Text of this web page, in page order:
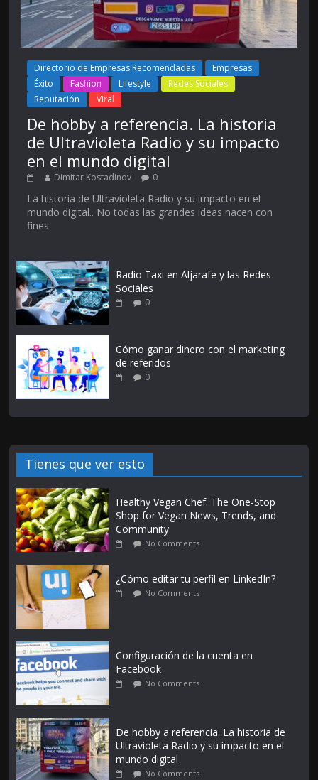
Directorio de Empresas Recomendadas
Empresas
Éxito
Fashion Lifestyle
Redes Sociales
Reputación
Viral
De hobby a referencia. La historia
de Ultravioleta Radio y su impacto
en el mundo digital
Dimitar Kostadinov 0
La historia de Ultravioleta Radio y su impacto en el
mundo digital.. No todas las grandes ideas nacen con
fines
Radio Taxi en Aljarafe y las Redes
Sociales
0
Cómo ganar dinero con el marketing
de referidos
0
Tienes que ver esto
Healthy Vegan Chef: The One-Stop
Shop for Vegan News, Trends, and
Community
No Comments
¿Cómo editar tu perfil en LinkedIn?
No Comments
Configuración de la cuenta en
Facebook
No Comments
De hobby a referencia. La historia de
Ultravioleta Radio y su impacto en el
mundo digital
No Comments